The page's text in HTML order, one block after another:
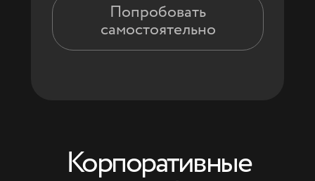
Попробовать
самостоятельно
Корпоративные